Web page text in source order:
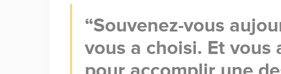
Souvenez-vous
vous a choisi. Et vous